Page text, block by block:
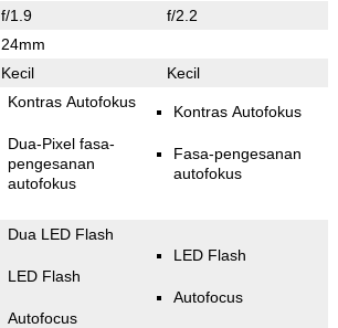
f/1.9 f/2.2
24mm
Kecil Kecil
Kontras Autofokus
Dua-Pixel fasa-
pengesanan
autofokus
Kontras Autofokus
Fasa-pengesanan
autofokus
Dua LED Flash
LED Flash
Autofocus
LED Flash
Autofocus